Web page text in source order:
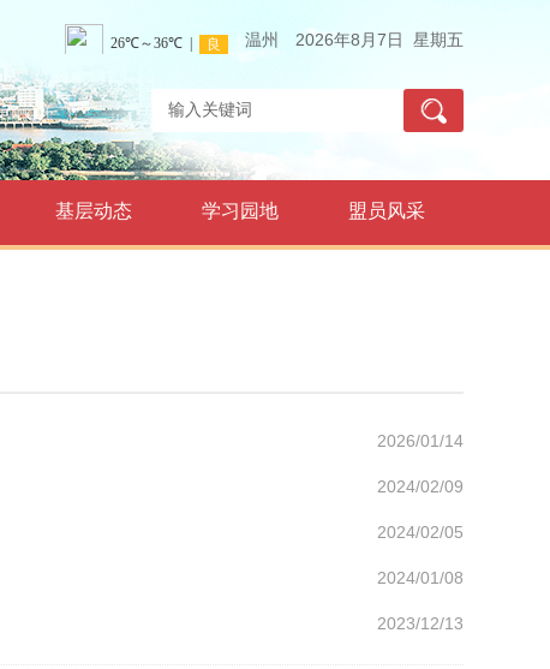
温州 2026年8月7日 星期五
基层动态 学习园地 盟员风采
2026/01/14
2024/02/09
2024/02/05
2024/01/08
2023/12/13